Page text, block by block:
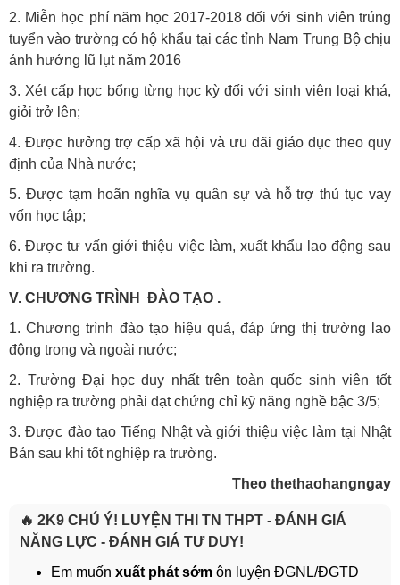
2. Miễn học phí năm học 2017-2018 đối với sinh viên trúng
tuyển vào trường có hộ khẩu tại các tỉnh Nam Trung Bộ chịu
ảnh hưởng lũ lụt năm 2016
3. Xét cấp học bổng từng học kỳ đối với sinh viên loại khá,
giỏi trở lên;
4. Được hưởng trợ cấp xã hội và ưu đãi giáo dục theo quy
định của Nhà nước;
5. Được tạm hoãn nghĩa vụ quân sự và hỗ trợ thủ tục vay
vốn học tập;
6. Được tư vấn giới thiệu việc làm, xuất khẩu lao động sau
khi ra trường.
V. CHƯƠNG TRÌNH ĐÀO TẠO .
1. Chương trình đào tạo hiệu quả, đáp ứng thị trường lao
động trong và ngoài nước;
2. Trường Đại học duy nhất trên toàn quốc sinh viên tốt
nghiệp ra trường phải đạt chứng chỉ kỹ năng nghề bậc 3/5;
3. Được đào tạo Tiếng Nhật và giới thiệu việc làm tại Nhật
Bản sau khi tốt nghiệp ra trường.
Theo thethaohangngay
🔥 2K9 CHÚ Ý! LUYỆN THI TN THPT - ĐÁNH GIÁ
NĂNG LỰC - ĐÁNH GIÁ TƯ DUY!
Em muốn xuất phát sớm ôn luyện ĐGNL/ĐGTD